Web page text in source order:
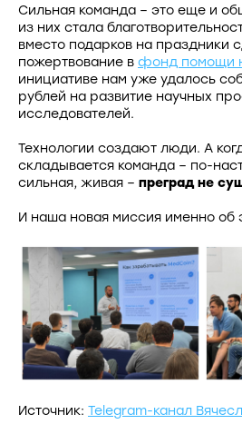
Сильная команда – это еще и
из них стала
вместо подарков на праздники
пожертвование в фонд помощи
инициативе нам уже удалось
рублей на развитие научных
исследователей.
Технологии создают люди. А
складывается команда – по-
сильная, живая – преград не
И наша новая миссия именно об
Источник: Telegram-канал